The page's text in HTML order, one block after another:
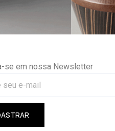
se em nossa Newsletter